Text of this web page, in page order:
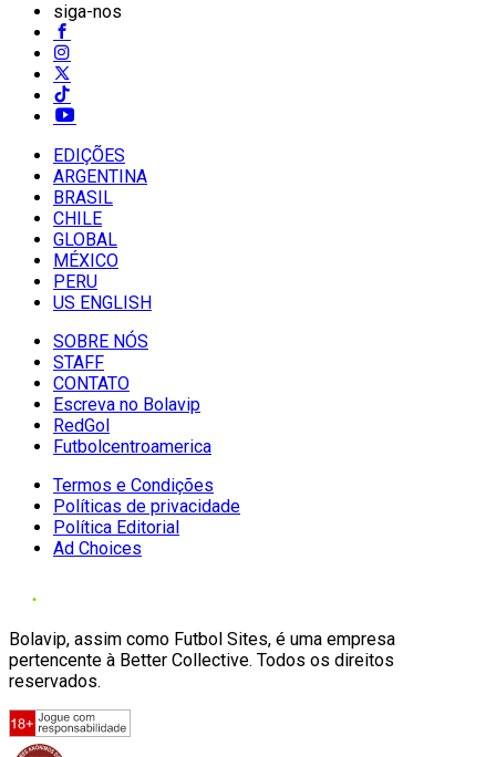
siga-nos
EDIÇÕES
ARGENTINA
BRASIL
CHILE
GLOBAL
MÉXICO
PERU
US ENGLISH
SOBRE NÓS
STAFF
CONTATO
Escreva no Bolavip
RedGol
Futbolcentroamerica
Termos e Condições
Políticas de privacidade
Política Editorial
Ad Choices
Bolavip, assim como Futbol Sites, é uma empresa
pertencente à Better Collective. Todos os direitos
reservados.